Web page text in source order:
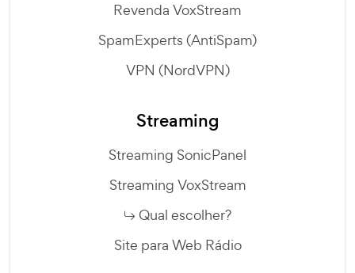
Revenda VoxStream
SpamExperts (AntiSpam)
VPN (NordVPN)
Streaming
Streaming SonicPanel
Streaming VoxStream
Qual escolher?
Site para Web Rádio